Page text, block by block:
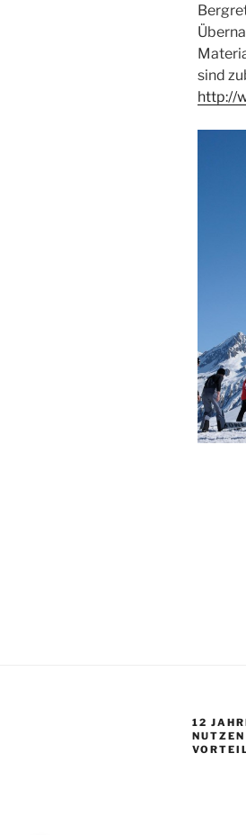
sind
http://
12